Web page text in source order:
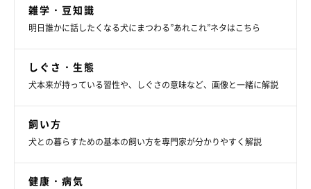
いぬのきもち投稿写真ギャラリー
犬が体をかくのには、かゆみや神経症状などの病的な原因のこと
もあれば、ストレスなどによる転位行動として見られることがあ
雑学・豆知識
明日誰かに話したくなる犬にまつわる”あれこれ”ネタはこちら
しぐさ・生態
犬本来が持っている習性や、しぐさの意味など、画像と一緒に解説
飼い方
犬との暮らすための基本の飼い方を専門家が分かりやすく解説
健康・病気